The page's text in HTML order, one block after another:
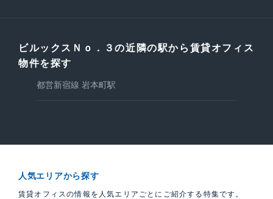
ビルックスＮｏ．３の近隣の駅から賃貸オフィス
物件を探す
都営新宿線 岩本町駅
人気エリアから探す
賃貸オフィスの情報を人気エリアごとにご紹介する特集です。